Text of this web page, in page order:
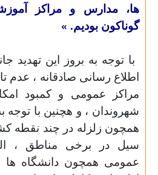
ها، مدارس و مراکز
گوناکون بودیم. »
با توجه به بروز این تهدید
اطلاع رسانی صادقانه ، عدم
مراکز عمومی و کمبود
شهروندان ، و هچنین با توجه
همچون زلزله در چند نقطه
سیل در برخی مناطق ،
عمومی همچون دانشگاه